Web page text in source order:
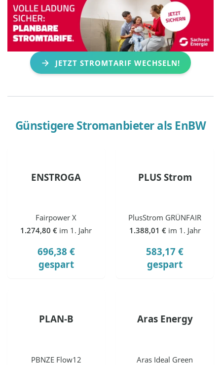
JETZT STROMTARIF WECHSELN!
Günstigere Stromanbieter als EnBW
ENSTROGA
Fairpower X
1.274,80 € im 1. Jahr
696,38 €
gespart
PLUS Strom
PlusStrom GRÜNFAIR
1.388,01 € im 1. Jahr
583,17 €
gespart
PLAN-B
PBNZE Flow12
Aras Energy
Aras Ideal Green